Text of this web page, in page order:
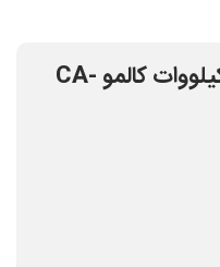
هیتر برقی سونا خشک 6 کیلووات کالمو CA-